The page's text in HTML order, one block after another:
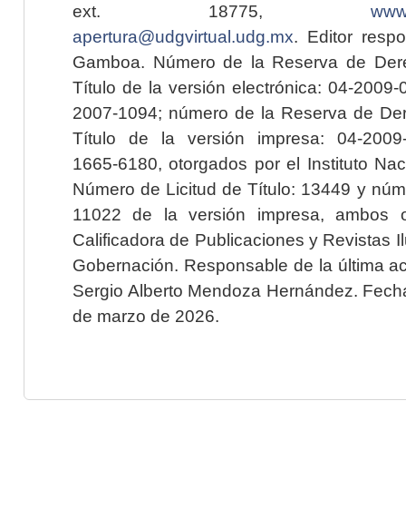
ext. 18775,
apertura@udgvirtual.udg.mx. Editor
Gamboa. Número de la Reserva de
Título de la versión electrónica: 04-2009-
2007-1094; número de la Reserva de
Título de la versión impresa: 04-2009-
1665-6180, otorgados por el Instituto
Número de Licitud de Título: 13449 y
11022 de la versión impresa, ambos
Calificadora de Publicaciones y Revistas
Gobernación. Responsable de la última
Sergio Alberto Mendoza Hernández.
de marzo de 2026.